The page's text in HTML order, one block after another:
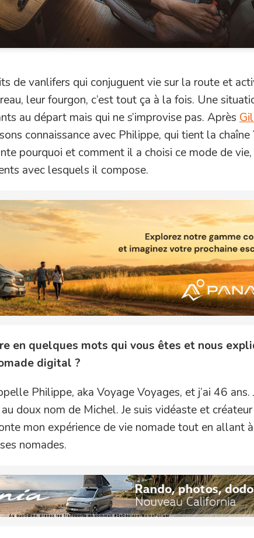
de vanlifers qui conjuguent vie sur la route et
leur fourgon, c’est tout ça à la fois. Une
au départ mais qui ne s’improvise pas. Après
connaissance avec Philippe, qui tient la chaîne
pourquoi et comment il a choisi ce mode de
avec lesquels il compose.
en quelques mots qui vous êtes et nous
digital ?
Philippe, aka Voyage Voyages, et j’ai 46 ans.
doux nom de Michel. Je suis vidéaste et
mon expérience de vie nomade tout en allant
nomades.